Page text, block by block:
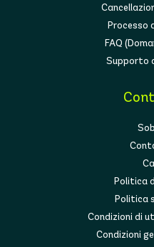
Processo
FAQ
Supporto
Politica
Politica
Condizioni di
Condizioni